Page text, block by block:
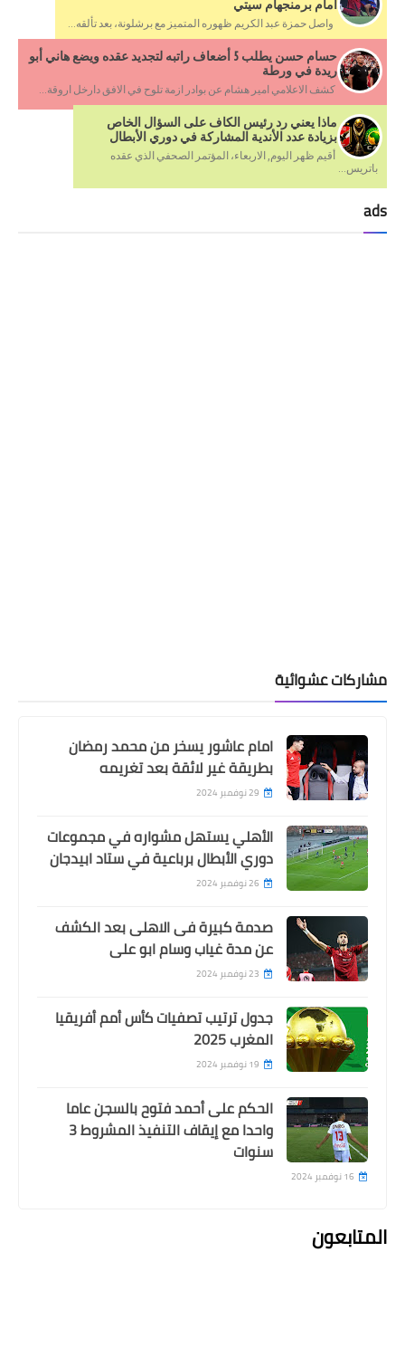
أمام برمنجهام سيتي
واصل حمزة عبد الكريم ظهوره المتميز مع برشلونة، بعد تألقه...
حسام حسن يطلب 5 أضعاف راتبه لتجديد عقده ويضع هاني أبو
ريدة في ورطة
كشف الاعلامي امير هشام عن بوادر ازمة تلوح في الافق دارخل اروقة...
ماذا يعني رد رئيس الكاف على السؤال الخاص
بزيادة عدد الأندية المشاركة في دوري الأبطال
أقيم ظهر اليوم, الاربعاء، المؤتمر الصحفي الذي عقده
باتريس...
ads
مشاركات عشوائية
امام عاشور يسخر من محمد رمضان
بطريقة غير لائقة بعد تغريمه
29 نوفمبر 2024
الأهلي يستهل مشواره في مجموعات
دوري الأبطال برباعية في ستاد ابيدجان
26 نوفمبر 2024
صدمة كبيرة فى الاهلى بعد الكشف
عن مدة غياب وسام ابو على
23 نوفمبر 2024
جدول ترتيب تصفيات كأس أمم أفريقيا
المغرب 2025
19 نوفمبر 2024
الحكم على أحمد فتوح بالسجن عاما
واحدا مع إيقاف التنفيذ المشروط 3
سنوات
16 نوفمبر 2024
المتابعون